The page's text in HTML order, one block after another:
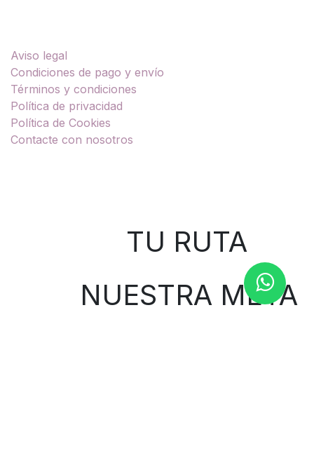
Aviso legal
Condiciones de pago y envío
Términos y condiciones
Política de privacidad
Política de Cookies
Contacte con nosotros
TU RUTA
NUESTRA META